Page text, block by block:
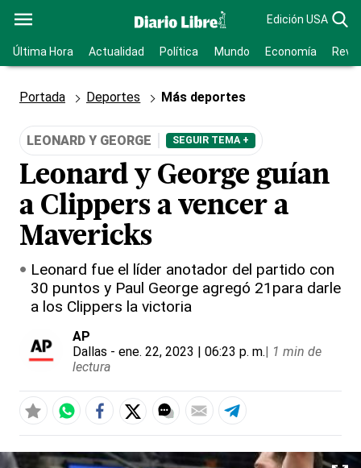
Edición USA
Última Hora Actualidad Política Mundo Economía
Portada Deportes Más deportes
LEONARD Y GEORGE SEGUIR TEMA +
Leonard y George guían
a Clippers a vencer a
Mavericks
Leonard fue el líder anotador del partido con
30 puntos y Paul George agregó 21para darle
a los Clippers la victoria
AP
Dallas - ene. 22, 2023 | 06:23 p. m.| 1 min de
lectura